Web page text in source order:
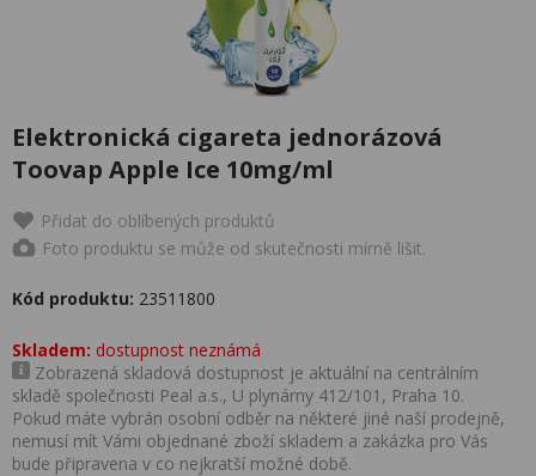
Elektronická cigareta jednorázová
Toovap Apple Ice 10mg/ml
Přidat do oblíbených produktů
Foto produktu se může od skutečnosti mírně lišit.
Kód produktu: 23511800
Skladem: dostupnost neznámá
Zobrazená skladová dostupnost je aktuální na centrálním
skladě společnosti Peal a.s., U plynárny 412/101, Praha 10.
Pokud máte vybrán osobní odběr na některé jiné naší prodejně,
nemusí mít Vámi objednané zboží skladem a zakázka pro Vás
bude připravena v co nejkratší možné době.